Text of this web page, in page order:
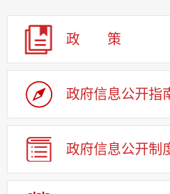
政 策
政府信息公开指
政府信息公开制